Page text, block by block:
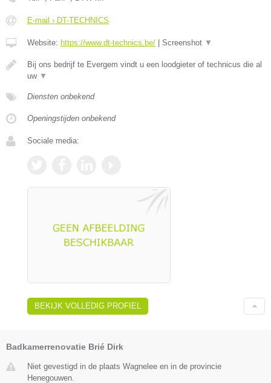
E-mail › DT-TECHNICS
Website: https://www.dt-technics.be/ Screenshot ▼
Bij ons bedrijf te Evergem vindt u een loodgieter of technicus die al
uw ▼
Diensten onbekend
Openingstijden onbekend
Sociale media:
BEKIJK VOLLEDIG PROFIEL
Badkamerrenovatie Brié Dirk
Niet gevestigd in de plaats Wagnelee en in de provincie
Henegouwen.